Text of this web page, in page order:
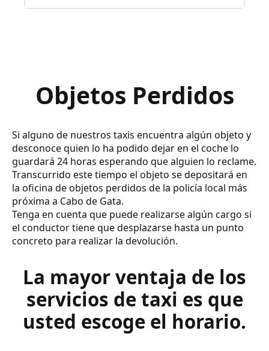
Objetos Perdidos
Si alguno de nuestros taxis encuentra algún objeto y
desconoce quien lo ha podido dejar en el coche lo
guardará 24 horas esperando que alguien lo reclame.
Transcurrido este tiempo el objeto se depositará en
la oficina de objetos perdidos de la policía local más
próxima a Cabo de Gata.
Tenga en cuenta que puede realizarse algún cargo si
el conductor tiene que desplazarse hasta un punto
concreto para realizar la devolución.
La mayor ventaja de los
servicios de taxi es que
usted escoge el horario.